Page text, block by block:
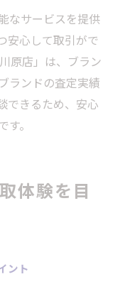
なサービスを提供
安心して取引がで
原店」は、ブラン
ランドの査定実績
できるため、安心
。
体験を目
ント